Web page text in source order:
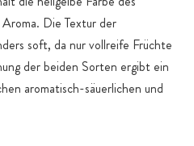
Die Textur der
soft, da nur vollreife Früchte
der beiden Sorten ergibt ein
aromatisch-säuerlichen und